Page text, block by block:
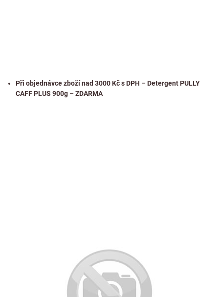
Při objednávce zboží nad 3000 Kč s DPH – Detergent PULLY
CAFF PLUS 900g – ZDARMA